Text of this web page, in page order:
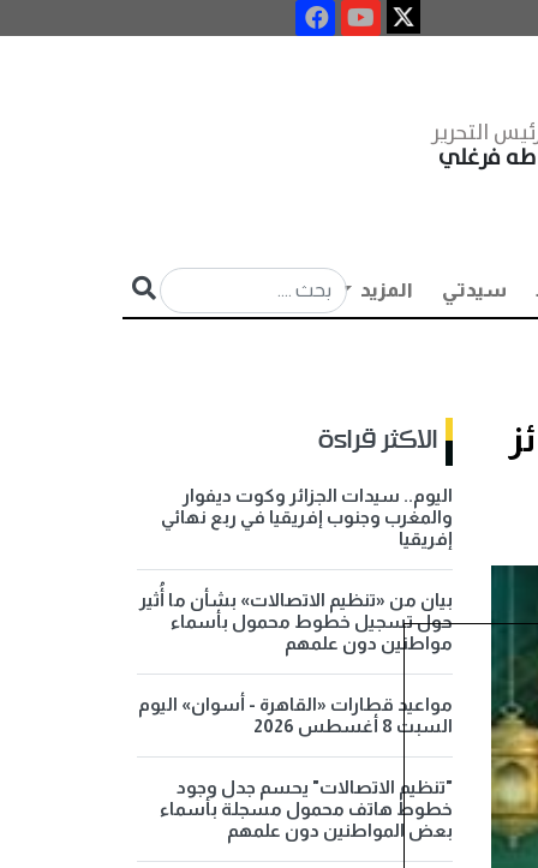
التحرير
طه فرغلي
سيدتي المزيد
الاكثر قراءة
اليوم.. سيدات الجزائر وكوت ديفوار
والمغرب وجنوب إفريقيا في ربع نهائي
إفريقيا
بيان من «تنظيم الاتصالات» بشأن ما أُثير
حول تسجيل خطوط محمول بأسماء
مواطنين دون علمهم
مواعيد قطارات «القاهرة - أسوان» اليوم
السبت 8 أغسطس 2026
"تنظيم الاتصالات" يحسم جدل وجود
خطوط هاتف محمول مسجلة بأسماء
بعض المواطنين دون علمهم